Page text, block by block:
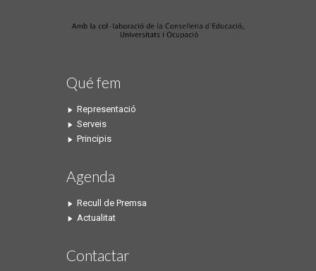
Qué fem
Representació
Serveis
Principis
Agenda
Recull de Premsa
Actualitat
Contactar